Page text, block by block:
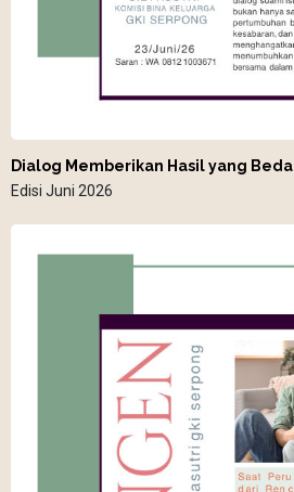
Dialog Memberikan Hasil yang Beda
Edisi Juni 2026